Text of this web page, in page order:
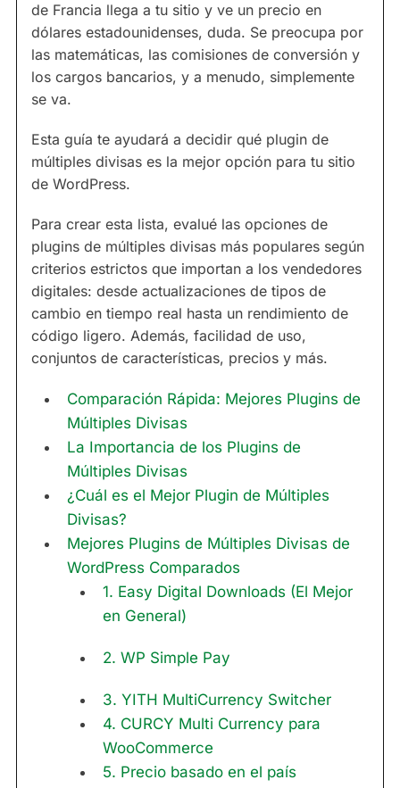
de Francia llega a tu sitio y ve un precio en
dólares estadounidenses, duda. Se preocupa por
las matemáticas, las comisiones de conversión y
los cargos bancarios, y a menudo, simplemente
se va.
Esta guía te ayudará a decidir qué plugin de
múltiples divisas es la mejor opción para tu sitio
de WordPress.
Para crear esta lista, evalué las opciones de
plugins de múltiples divisas más populares según
criterios estrictos que importan a los vendedores
digitales: desde actualizaciones de tipos de
cambio en tiempo real hasta un rendimiento de
código ligero. Además, facilidad de uso,
conjuntos de características, precios y más.
Comparación Rápida: Mejores Plugins de
Múltiples Divisas
La Importancia de los Plugins de
Múltiples Divisas
¿Cuál es el Mejor Plugin de Múltiples
Divisas?
Mejores Plugins de Múltiples Divisas de
WordPress Comparados
1. Easy Digital Downloads (El Mejor
en General)
2. WP Simple Pay
3. YITH MultiCurrency Switcher
4. CURCY Multi Currency para
WooCommerce
5. Precio basado en el país